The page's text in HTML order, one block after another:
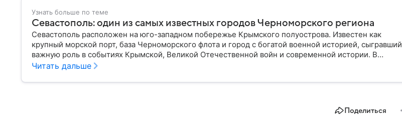
Узнать больше по теме
Севастополь: один из самых известных городов Черноморского региона
Севастополь расположен на юго-западном побережье Крымского полуострова. Известен как
крупный морской порт, база Черноморского флота и город с богатой военной историей, сыгравший
важную роль в событиях Крымской, Великой Отечественной войн и современной истории. В
материале — главное об этом городе федерального значения.
Читать дальше
Поделиться